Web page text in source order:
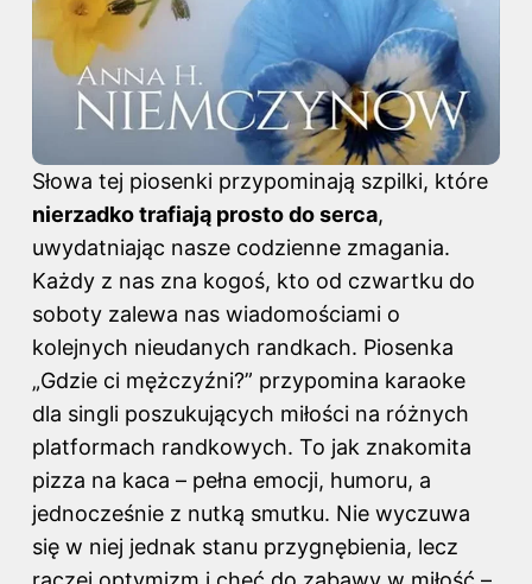
Słowa tej piosenki przypominają szpilki, które
nierzadko trafiają prosto do serca,
uwydatniając nasze codzienne zmagania.
Każdy z nas zna kogoś, kto od czwartku do
soboty zalewa nas wiadomościami o
kolejnych nieudanych randkach. Piosenka
„Gdzie ci mężczyźni?” przypomina karaoke
dla singli poszukujących miłości na różnych
platformach randkowych. To jak znakomita
pizza na kaca – pełna emocji, humoru, a
jednocześnie z nutką smutku. Nie wyczuwa
się w niej jednak stanu przygnębienia, lecz